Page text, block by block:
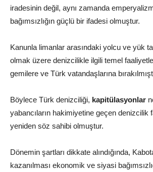
iradesinin değil, aynı zamanda
bağımsızlığın güçlü bir ifadesi olmuştur.
Kanunla limanlar arasındaki yolcu ve yük
olmak üzere denizcilikle ilgili temel
gemilere ve Türk vatandaşlarına
Böylece Türk denizciliği, kapitülasyonlar
yabancıların hakimiyetine geçen denizcilik
yeniden söz sahibi olmuştur.
Dönemin şartları dikkate alındığında,
kazanılması ekonomik ve siyasi